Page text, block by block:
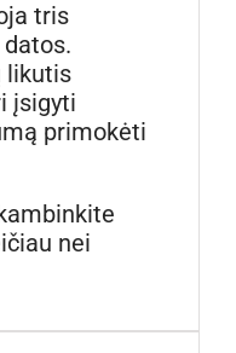
tris
likutis
įsigyti
primokėti
nei